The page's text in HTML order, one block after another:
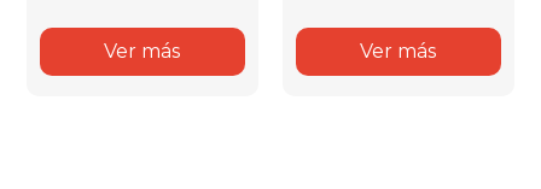
Ver más Ver más